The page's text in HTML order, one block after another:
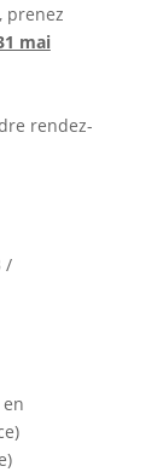
prenez
mai
rendez-
/